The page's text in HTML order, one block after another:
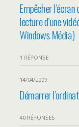
Empêcher
lecture d’une
Windows Média)
1 RÉPONSE
14/04/2009
Démarrer
40 RÉPONSES